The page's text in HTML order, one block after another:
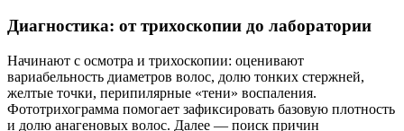
Диагностика: от трихоскопии до лаборатории
Начинают с осмотра и трихоскопии: оценивают
вариабельность диаметров волос, долю тонких стержней,
желтые точки, перипилярные «тени» воспаления.
Фототрихограмма помогает зафиксировать базовую плотность
и долю анагеновых волос. Далее — поиск причин